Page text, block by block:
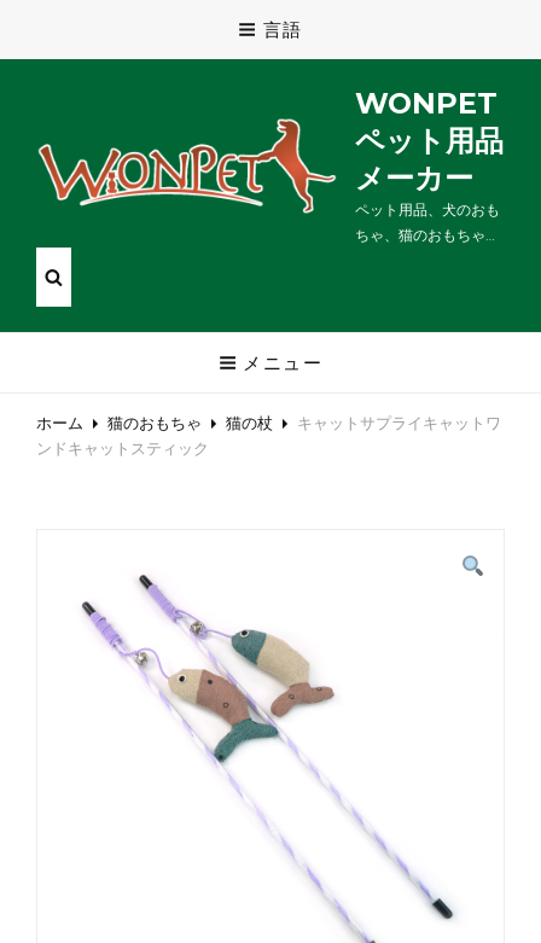
言語
WONPET
ペット用品
メーカー
ペット用品、犬のおも
ちゃ、猫のおもちゃ…
メニュー
ホーム 猫のおもちゃ 猫の杖
キャットサプライキャットワ
ンドキャットスティック